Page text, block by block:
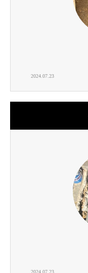
2024.07.23
2024.07.23